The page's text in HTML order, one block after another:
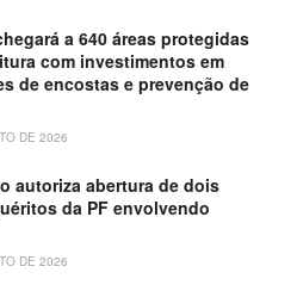
a 640 áreas protegidas
com investimentos em
de encostas e prevenção de
DE 2026
autoriza abertura de dois
da PF envolvendo
DE 2026